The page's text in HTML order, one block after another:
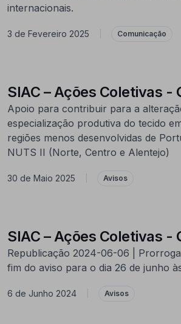
internacionais.
3 de Fevereiro 2025 Comunicação
SIAC – Ações Coletivas -
Apoio para contribuir para a
especialização produtiva do tecido
regiões menos desenvolvidas de
NUTS II (Norte, Centro e Alentejo)
30 de Maio 2025 Avisos
SIAC – Ações Coletivas -
Republicação 2024-06-06 |
fim do aviso para o dia 26 de junho
6 de Junho 2024 Avisos